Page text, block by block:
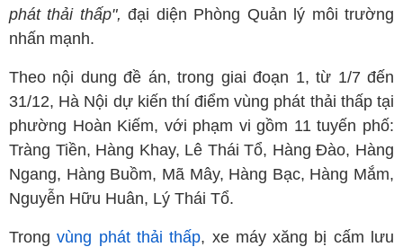
phát thải thấp", đại diện Phòng Quản lý môi trường
nhấn mạnh.
Theo nội dung đề án, trong giai đoạn 1, từ 1/7 đến
31/12, Hà Nội dự kiến thí điểm vùng phát thải thấp tại
phường Hoàn Kiếm, với phạm vi gồm 11 tuyến phố:
Tràng Tiền, Hàng Khay, Lê Thái Tổ, Hàng Đào, Hàng
Ngang, Hàng Buồm, Mã Mây, Hàng Bạc, Hàng Mắm,
Nguyễn Hữu Huân, Lý Thái Tổ.
Trongvùng phát thải thấp, xe máy xăng bị cấm lưu